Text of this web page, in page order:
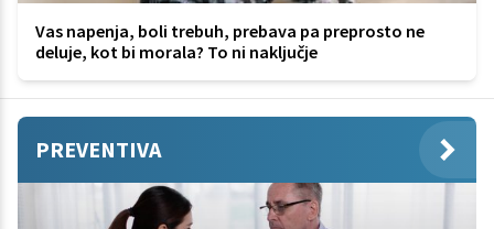
Vas napenja, boli trebuh, prebava pa preprosto ne
deluje, kot bi morala? To ni naključje
PREVENTIVA